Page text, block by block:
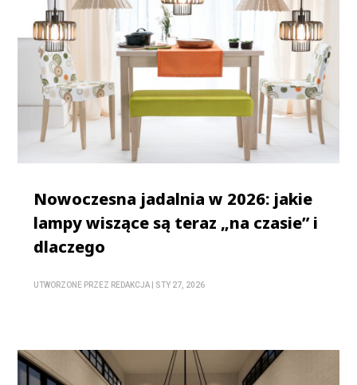
Nowoczesna jadalnia w 2026: jakie
lampy wiszące są teraz „na czasie” i
dlaczego
UTWORZONE PRZEZ REDAKCJA STY 27, 2026